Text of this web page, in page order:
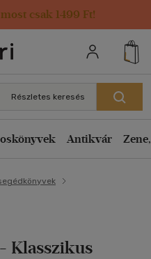
csak 1499 Ft!
Részletes keresés
Antikvár
- Klasszikus